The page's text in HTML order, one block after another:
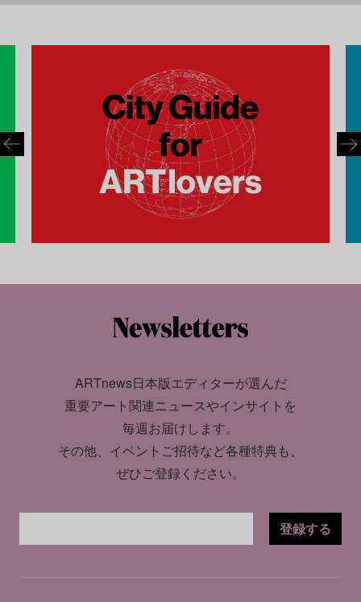
ARTnews日本版エディターが選んだ
重要アート関連ニュースやインサイトを
毎週お届けします。
その他、イベントご招待など各種特典も。
ぜひご登録ください。
登録する